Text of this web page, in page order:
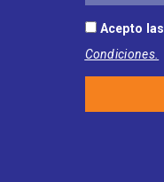
Acepto las
Condiciones.